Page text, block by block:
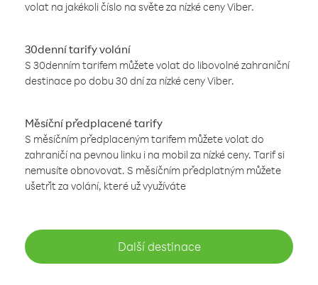
volat na jakékoli číslo na světe za nízké ceny Viber.
30denní tarify volání
S 30denním tarifem můžete volat do libovolné zahraniční
destinace po dobu 30 dní za nízké ceny Viber.
Měsíční předplacené tarify
S měsíčním předplaceným tarifem můžete volat do
zahraničí na pevnou linku i na mobil za nízké ceny. Tarif si
nemusíte obnovovat. S měsíčním předplatným můžete
ušetřit za volání, které už využíváte
Další destinace